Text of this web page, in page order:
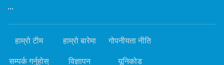
...
हाम्रो टीम हाम्रो बारेमा गोपनीयता नीति
सम्पर्क गर्नुहोस् विज्ञापन यूनिकोड